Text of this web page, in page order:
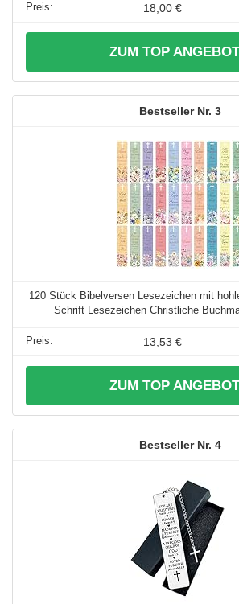
18,00 €
ZUM TOP
3
120 Stück Bibelversen Lesezeichen mit
Schrift Lesezeichen Christliche
13,53 €
ZUM TOP
4